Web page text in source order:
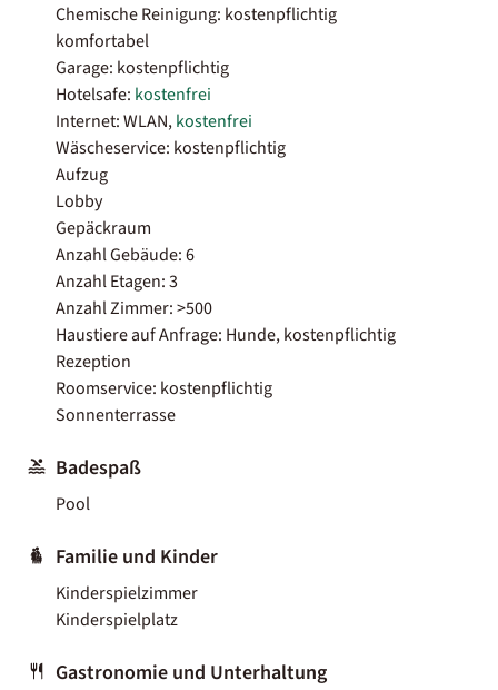
Chemische Reinigung: kostenpflichtig
komfortabel
Garage: kostenpflichtig
Hotelsafe: kostenfrei
Internet: WLAN,kostenfrei
Wäscheservice: kostenpflichtig
Aufzug
Lobby
Gepäckraum
Anzahl Gebäude: 6
Anzahl Etagen: 3
Anzahl Zimmer: >500
Haustiere auf Anfrage: Hunde, kostenpflichtig
Rezeption
Roomservice: kostenpflichtig
Sonnenterrasse
Badespaß
Pool
Familie und Kinder
Kinderspielzimmer
Kinderspielplatz
Gastronomie und Unterhaltung